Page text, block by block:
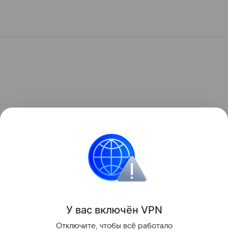
У вас включён VPN
Отключите, чтобы всё работало